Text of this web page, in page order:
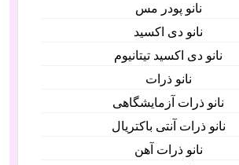
نانو پودر مس
نانو دی اکسید
نانو دی اکسید تیتانیوم
نانو ذرات
نانو ذرات آزمایشگاهی
نانو ذرات آنتی باکتریال
نانو ذرات آهن